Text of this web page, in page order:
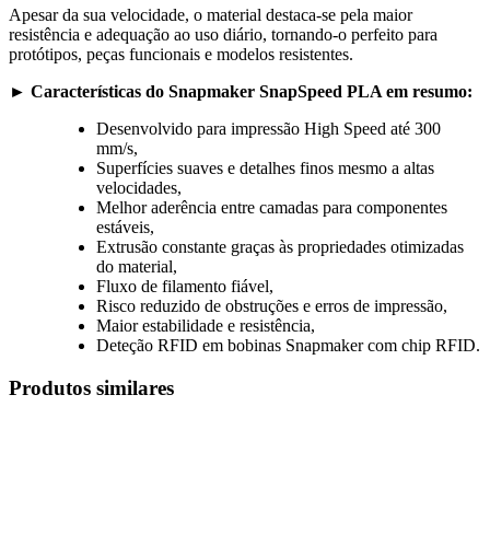
Apesar da sua velocidade, o material destaca-se pela maior
resistência e adequação ao uso diário, tornando-o perfeito para
protótipos, peças funcionais e modelos resistentes.
► Características do Snapmaker SnapSpeed PLA em resumo:
Desenvolvido para impressão High Speed até 300
mm/s,
Superfícies suaves e detalhes finos mesmo a altas
velocidades,
Melhor aderência entre camadas para componentes
estáveis,
Extrusão constante graças às propriedades otimizadas
do material,
Fluxo de filamento fiável,
Risco reduzido de obstruções e erros de impressão,
Maior estabilidade e resistência,
Deteção RFID em bobinas Snapmaker com chip RFID.
Produtos similares